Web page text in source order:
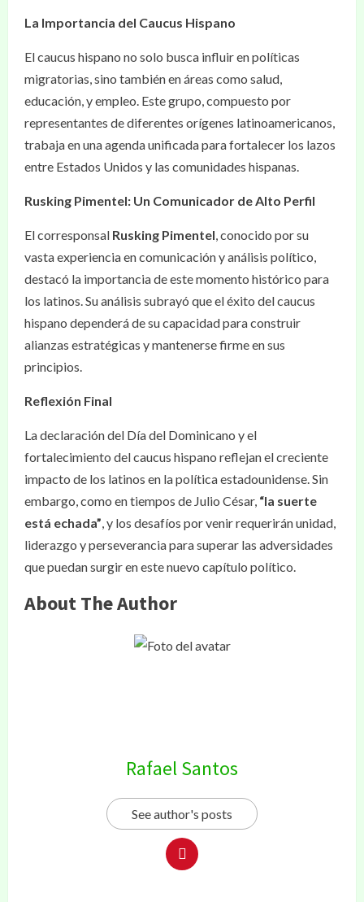
La Importancia del Caucus Hispano
El caucus hispano no solo busca influir en políticas
migratorias, sino también en áreas como salud,
educación, y empleo. Este grupo, compuesto por
representantes de diferentes orígenes latinoamericanos,
trabaja en una agenda unificada para fortalecer los lazos
entre Estados Unidos y las comunidades hispanas.
Rusking Pimentel: Un Comunicador de Alto Perfil
El corresponsal Rusking Pimentel, conocido por su
vasta experiencia en comunicación y análisis político,
destacó la importancia de este momento histórico para
los latinos. Su análisis subrayó que el éxito del caucus
hispano dependerá de su capacidad para construir
alianzas estratégicas y mantenerse firme en sus
principios.
Reflexión Final
La declaración del Día del Dominicano y el
fortalecimiento del caucus hispano reflejan el creciente
impacto de los latinos en la política estadounidense. Sin
embargo, como en tiempos de Julio César, “la suerte
está echada”, y los desafíos por venir requerirán unidad,
liderazgo y perseverancia para superar las adversidades
que puedan surgir en este nuevo capítulo político.
About The Author
Rafael Santos
See author's posts